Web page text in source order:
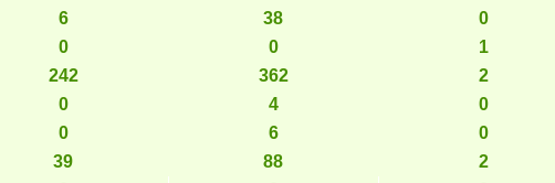
6 38 0
0 0 1
242 362 2
0 4 0
0 6 0
39 88 2